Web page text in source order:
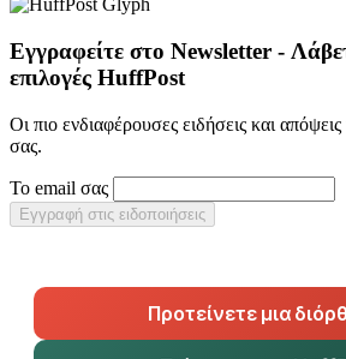
Εγγραφείτε στο Newsletter -
επιλογές HuffPost
Οι πιο ενδιαφέρουσες ειδήσεις και
σας.
Το email σας
Εγγραφή στις ειδοποιήσεις
Προτείνετε μια